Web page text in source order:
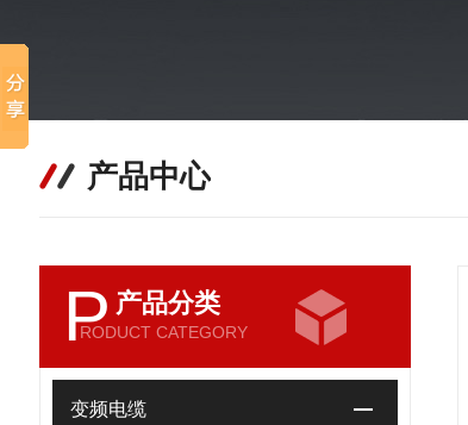
产品中心
P 产品分类
RODUCT CATEGORY
变频电缆